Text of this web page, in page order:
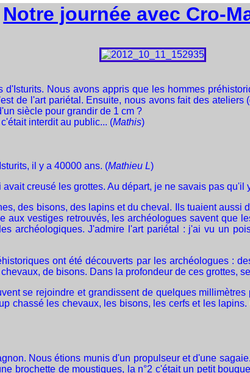
Notre journée avec Cro-
d'Isturits. Nous avons appris que les hommes
de l'art pariétal. Ensuite, nous avons fait des
siècle pour grandir de 1 cm ?
interdit au public... (Mathis)
il y a 40000 ans. (Mathieu L)
creusé les grottes. Au départ, je ne savais pas
des bisons, des lapins et du cheval. Ils tuaient
aux vestiges retrouvés, les archéologues savent que
archéologiques. J'admire l'art pariétal : j'ai vu un
ont été découverts par les archéologues :
de bisons. Dans la profondeur de ces grottes,
se rejoindre et grandissent de quelques
chassé les chevaux, les bisons, les cerfs et les
Nous étions munis d'un propulseur et d'une
brochette de moustiques, la n°2 c'était un petit